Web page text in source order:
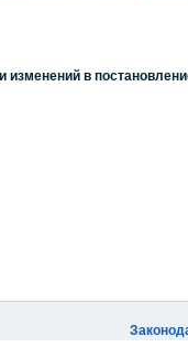
в